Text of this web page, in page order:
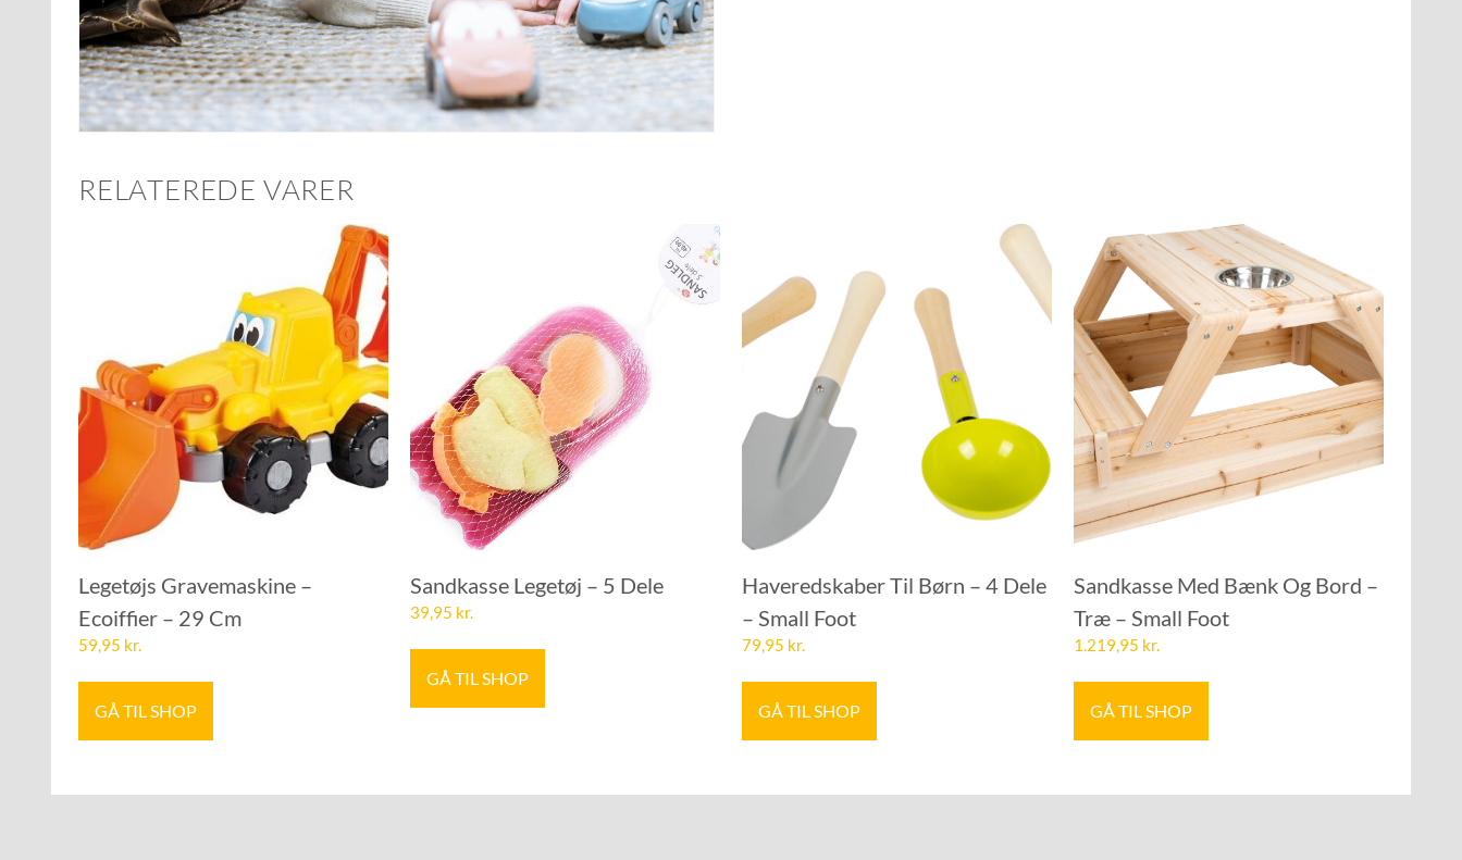
RELATEREDE VARER
Legetøjs Gravemaskine –
Ecoiffier – 29 Cm
59,95 kr.
GÅ TIL SHOP
Sandkasse Legetøj – 5 Dele
39,95 kr.
GÅ TIL SHOP
Haveredskaber Til Børn – 4 Dele
– Small Foot
79,95 kr.
GÅ TIL SHOP
Sandkasse Med Bænk Og Bord –
Træ – Small Foot
1.219,95 kr.
GÅ TIL SHOP